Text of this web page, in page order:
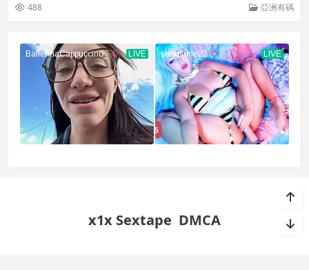
488 亞洲有碼
x1x Sextape DMCA